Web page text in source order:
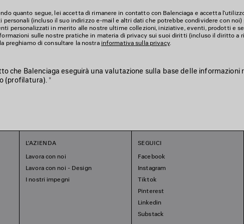
quanto segue, lei accetta di rimanere in contatto con Balenciaga e accetta
personali (incluso il suo indirizzo e-mail e altri dati che potrebbe condividere con
personalizzati in merito alle nostre ultime collezioni, iniziative, eventi, prodotti e
sulle nostre pratiche in materia di privacy sui suoi diritti (incluso il diritto a
preghiamo di consultare la nostra informativa sulla privacy.
che Balenciaga eseguirà una valutazione sulla base delle informazioni
(profilatura).*
L'AZIENDA
Lavora con noi
Lavora con noi - Design
I nostri impegni
SEGUICI
Facebook
Instagram
Tiktok
Pinterest
Linkedin
Substack